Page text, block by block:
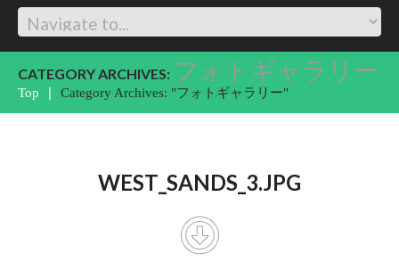
CATEGORY ARCHIVES: フォトギャラリー
Top Category Archives: "フォトギャラリー"
WEST_SANDS_3.JPG